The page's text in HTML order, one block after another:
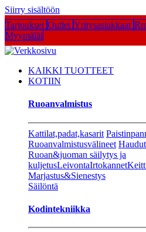
Siirry sisältöön
Tarjoukset Outlet Yritysasiakkaat
Myymälät
KAIKKI TUOTTEET
KOTIIN
Ruoanvalmistus
Kattilat,padat,kasarit
Ruoanvalmistusvälineet
Ruoan&juoman säilytys ja
kuljetusLeivontaIrtokannet
Marjastus&Sienestys
Säilöntä
Kodintekniikka